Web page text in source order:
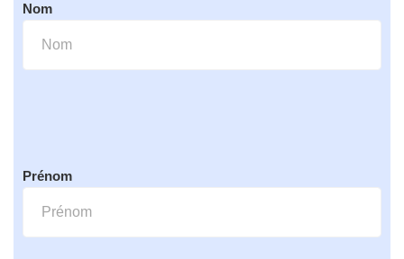
Nom
Prénom